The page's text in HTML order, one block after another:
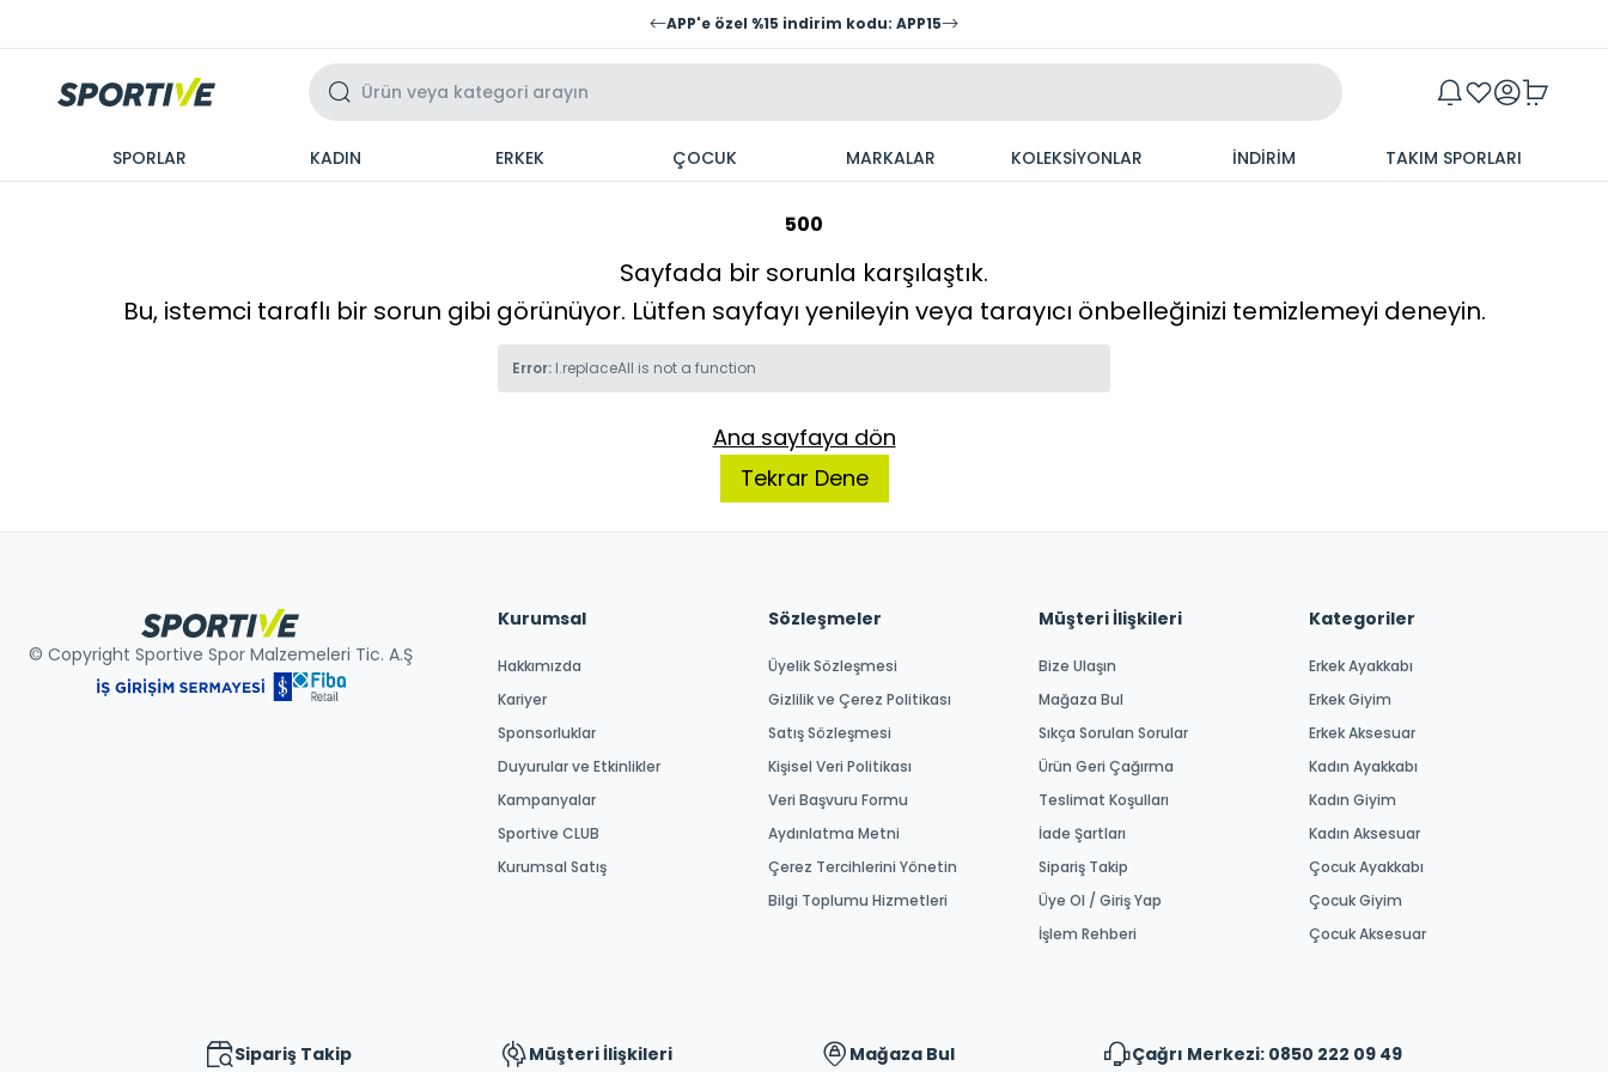
APP'e özel %15 indirim kodu: APP15
SPORLAR KADIN ERKEK ÇOCUK MARKALAR KOLEKSİYONLAR İNDİRİM TAKIM SPORLARI
500
Sayfada bir sorunla karşılaştık.
Bu, istemci taraflı bir sorun gibi görünüyor. Lütfen sayfayı yenileyin veya tarayıcı önbelleğinizi temizlemeyi deneyin.
Error: l.replaceAll is not a function
Ana sayfaya dön
Tekrar Dene
© Copyright Sportive Spor Malzemeleri Tic. A.Ş
Kurumsal
Hakkımızda
Kariyer
Sponsorluklar
Duyurular ve Etkinlikler
Kampanyalar
Sportive CLUB
Kurumsal Satış
Sözleşmeler
Üyelik Sözleşmesi
Gizlilik ve Çerez Politikası
Satış Sözleşmesi
Kişisel Veri Politikası
Veri Başvuru Formu
Aydınlatma Metni
Çerez Tercihlerini Yönetin
Bilgi Toplumu Hizmetleri
Müşteri İlişkileri
Bize Ulaşın
Mağaza Bul
Sıkça Sorulan Sorular
Ürün Geri Çağırma
Teslimat Koşulları
İade Şartları
Sipariş Takip
Üye Ol / Giriş Yap
İşlem Rehberi
Kategoriler
Erkek Ayakkabı
Erkek Giyim
Erkek Aksesuar
Kadın Ayakkabı
Kadın Giyim
Kadın Aksesuar
Çocuk Ayakkabı
Çocuk Giyim
Çocuk Aksesuar
Sipariş Takip Müşteri İlişkileri Mağaza Bul Çağrı Merkezi: 0850 222 09 49